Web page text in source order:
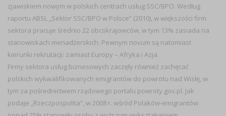
zjawiskiem nowym w polskich centrach usług SSC/BPO. Według
raportu ABSL „Sektor SSC/BPO w Polsce” (2010), w większości firm
sektora pracuje średnio 22 obcokrajowców, w tym 13% zasiada na
stanowiskach menadżerskich. Pewnym novum są natomiast
kierunki rekrutacji: zamiast Europy – Afryka i Azja.
Firmy sektora usług biznesowych zaczęły również zachęcać
polskich wykwalifikowanych emigrantów do powrotu nad Wisłę, w
tym za pośrednictwem rządowego portalu powroty.gov.pl. Jak
podaje „Rzeczpospolita”, w 2008 r. wśród Polaków-emigrantów